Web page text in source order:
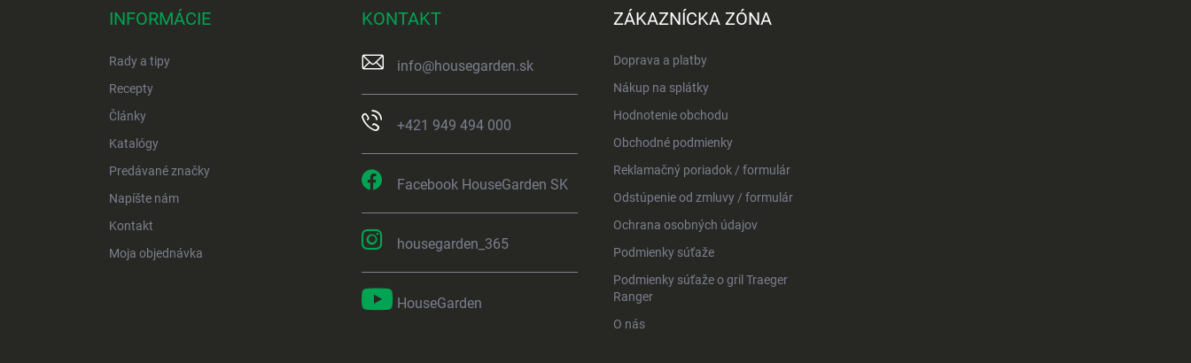
INFORMÁCIE
Rady a tipy
Recepty
Články
Katalógy
Predávané značky
Napíšte nám
Kontakt
Moja objednávka
KONTAKT
info@housegarden.sk
+421 949 494 000
Facebook HouseGarden SK
housegarden_365
HouseGarden
ZÁKAZNÍCKA ZÓNA
Doprava a platby
Nákup na splátky
Hodnotenie obchodu
Obchodné podmienky
Reklamačný poriadok / formulár
Odstúpenie od zmluvy / formulár
Ochrana osobných údajov
Podmienky súťaže
Podmienky súťaže o gril Traeger
Ranger
O nás